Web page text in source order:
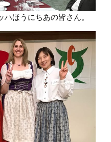
ほうにちあの皆さん。